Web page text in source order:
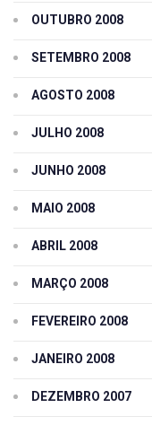
OUTUBRO 2008
SETEMBRO 2008
AGOSTO 2008
JULHO 2008
JUNHO 2008
MAIO 2008
ABRIL 2008
MARÇO 2008
FEVEREIRO 2008
JANEIRO 2008
DEZEMBRO 2007